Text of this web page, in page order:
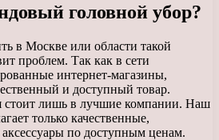
головной убор?
в Москве или области такой
проблем. Так как в сети
интернет-магазины,
и доступный товар.
стоит лишь в лучшие компании. Наш
только качественные,
по доступным ценам.